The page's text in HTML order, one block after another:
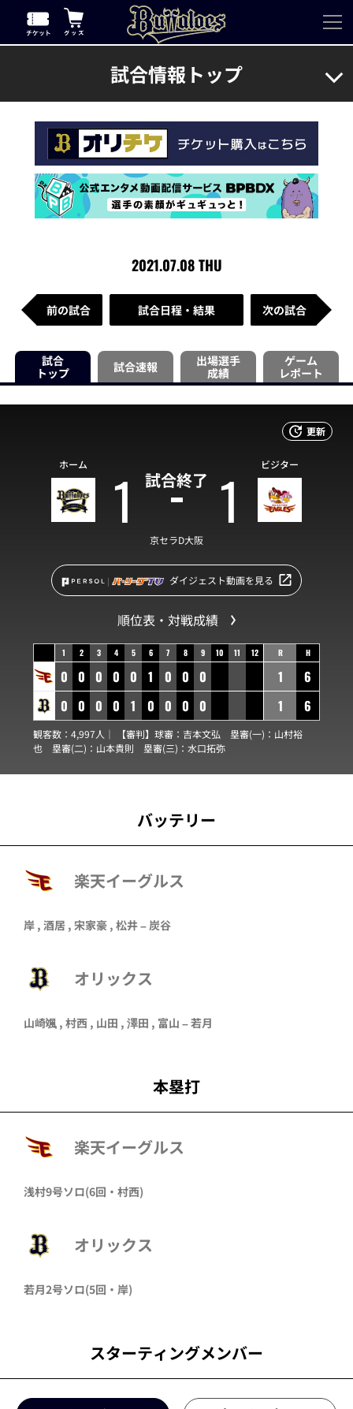
試合情報トップ
2021.07.08 THU
前の試合 試合日程・結果 次の試合
試合
トップ
試合速報
出場選手
成績
ゲーム
レポート
更新
試合終了
ホーム 1 1 ビジター
京セラD大阪
ダイジェスト動画を見る
順位表・対戦成績
1 2 3 4 5 6 7 8 9 10 11 12
0 0 0 0 0 1 0 0 0
0 0 0 0 1 0 0 0 0
R H
1
6
1
6
観客数：4,997人｜ 【審判】球審： 吉本文弘 塁審(一)： 山村裕
也 塁審(二)： 山本貴則 塁審(三)： 水口拓弥
バッテリー
楽天イーグルス
岸 , 酒居 , 宋家豪 , 松井– 炭谷
オリックス
山崎颯 , 村西 , 山田 , 澤田 , 富山 –若月
本塁打
楽天イーグルス
浅村9号ソロ(6回・ 村西)
オリックス
若月2号ソロ(5回・ 岸)
スターティングメンバー